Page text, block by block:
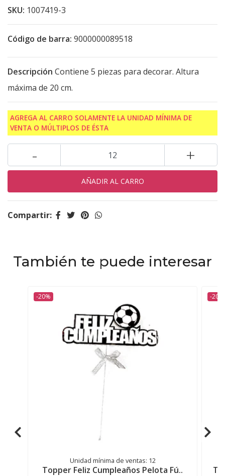
SKU: 1007419-3
Código de barra: 9000000089518
Descripción Contiene 5 piezas para decorar. Altura
máxima de 20 cm.
AGREGA AL CARRO SOLAMENTE LA UNIDAD MÍNIMA DE
VENTA O MÚLTIPLOS DE ÉSTA
+
-
Compartir:
También te puede interesar
-20%
Unidad mínima de ventas: 12
Topper Feliz Cumpleaños Pelota Fú..
-20%